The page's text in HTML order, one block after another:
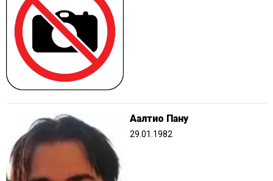
Аалтио Пану
29.01.1982